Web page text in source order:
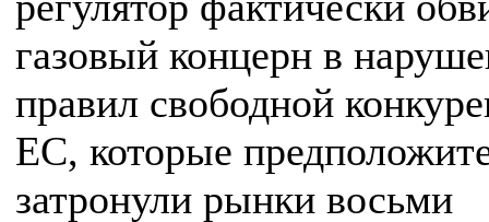
газовый концерн в
правил свободной
ЕС, которые
затронули рынки восьми